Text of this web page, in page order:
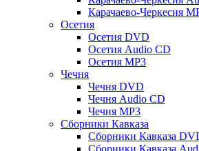
Карачаево-Черкесия
Осетия
Осетия DVD
Осетия Audio CD
Осетия MP3
Чечня
Чечня DVD
Чечня Audio CD
Чечня MP3
Сборники Кавказа
Сборники Кавказа
Сборники Кавказа